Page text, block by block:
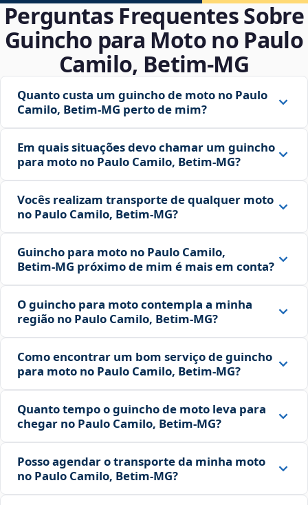
Perguntas Frequentes Sobre
Guincho para Moto no Paulo
Camilo, Betim‑MG
Quanto custa um guincho de moto no Paulo
Camilo, Betim‑MG perto de mim?
Em quais situações devo chamar um guincho
para moto no Paulo Camilo, Betim‑MG?
Vocês realizam transporte de qualquer moto
no Paulo Camilo, Betim‑MG?
Guincho para moto no Paulo Camilo,
Betim‑MG próximo de mim é mais em conta?
O guincho para moto contempla a minha
região no Paulo Camilo, Betim‑MG?
Como encontrar um bom serviço de guincho
para moto no Paulo Camilo, Betim‑MG?
Quanto tempo o guincho de moto leva para
chegar no Paulo Camilo, Betim‑MG?
Posso agendar o transporte da minha moto
no Paulo Camilo, Betim‑MG?